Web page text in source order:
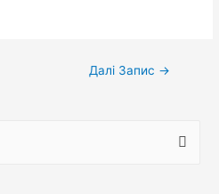
Далі Запис →